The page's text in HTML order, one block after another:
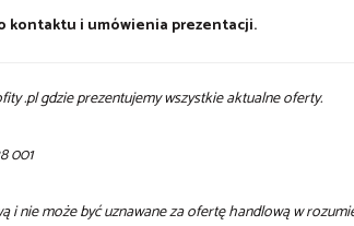
kontaktu i umówienia prezentacji.
.pl gdzie prezentujemy wszystkie aktualne oferty.
001
i nie może być uznawane za ofertę handlową w